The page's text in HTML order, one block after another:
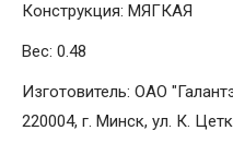
Конструкция: МЯГКАЯ
Вес: 0.48
Изготовитель: ОАО
220004, г. Минск, ул. К.